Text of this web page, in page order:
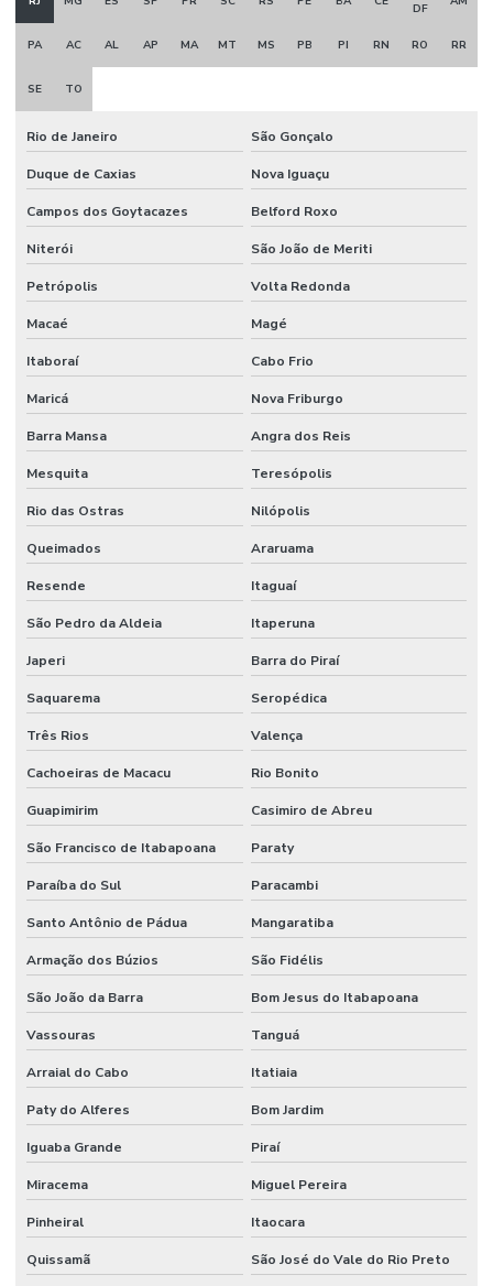
Montagem e desmontagem industrial
Porta corta fogo industrial
Porta corta fogo orçamento
Projeto de alarme de incêndio
Projeto para aprovação corpo de bombeiros
Projeto de combate a incêndio
Projeto de combate a incêndio valor
Projeto corpo de bombeiros
Projeto de detecção e alarme de incêndio
Projeto de hidrante
Projeto de infraestrutura industrial
Projeto de montagem de estrutura metalica
Projeto de prevenção e combate a incêndio e pânico
Projeto de proteção contra incêndio
Projeto rede de sprinklers
Projeto de segurança contra incêndio e pânico
Projeto de sistema de combate a incêndio
Projeto de sprinkler
Projeto técnico corpo de bombeiros
Projeto de tubulação industrial
Projetos de prevenção de incêndio
Reuso de água industrial
Reuso da água indústria
DF
PA AC AL AP MA MT MS PB PI RN RO RR
SE TO
Rio de Janeiro São Gonçalo
Duque de Caxias Nova Iguaçu
Campos dos Goytacazes Belford Roxo
Niterói São João de Meriti
Petrópolis Volta Redonda
Macaé Magé
Itaboraí Cabo Frio
Maricá Nova Friburgo
Barra Mansa Angra dos Reis
Mesquita Teresópolis
Rio das Ostras Nilópolis
Queimados Araruama
Resende Itaguaí
São Pedro da Aldeia Itaperuna
Japeri Barra do Piraí
Saquarema Seropédica
Três Rios Valença
Cachoeiras de Macacu Rio Bonito
Guapimirim Casimiro de Abreu
São Francisco de Itabapoana Paraty
Paraíba do Sul Paracambi
Santo Antônio de Pádua Mangaratiba
Armação dos Búzios São Fidélis
São João da Barra Bom Jesus do Itabapoana
Vassouras Tanguá
Arraial do Cabo Itatiaia
Paty do Alferes Bom Jardim
Iguaba Grande Piraí
Miracema Miguel Pereira
Pinheiral Itaocara
Quissamã São José do Vale do Rio Preto